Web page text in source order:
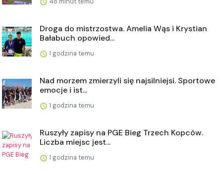
Droga do mistrzostwa. Amelia Wąs i Krystian
Bałabuch opowied...
1 godzina temu
Nad morzem zmierzyli się najsilniejsi. Sportowe
emocje i ist...
1 godzina temu
Ruszyły zapisy na PGE Bieg Trzech Kopców.
Liczba miejsc jest...
1 godzina temu